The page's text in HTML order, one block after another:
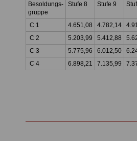
Besoldungs-
gruppe
Stufe 8 Stufe 9
C 1 4.651,08 4.782,14
C 2
5.203,99 5.412,88
C 3
5.775,96 6.012,50
C 4
6.898,21 7.135,99